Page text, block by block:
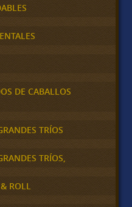
DE CABALLOS
TRÍOS
TRÍOS,
ROLL